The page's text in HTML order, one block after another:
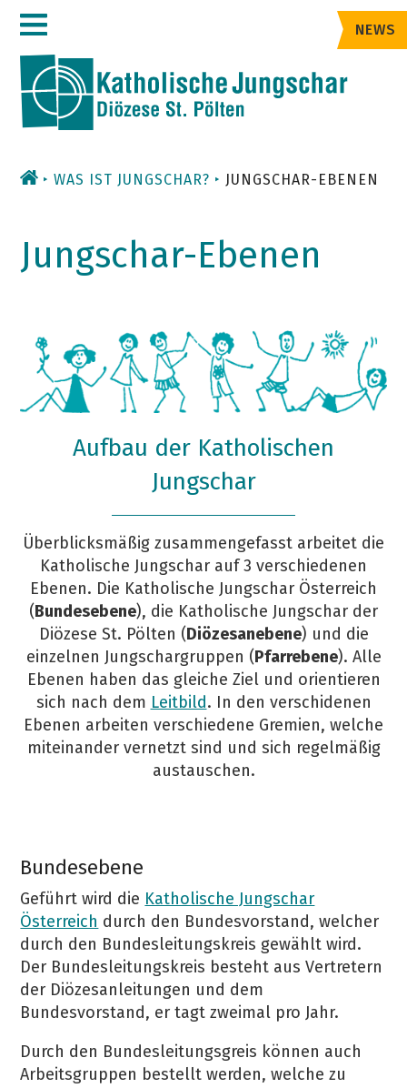
Zum
Inhalt
NEWS
WAS IST JUNGSCHAR? JUNGSCHAR-EBENEN
Jungschar-Ebenen
Aufbau der Katholischen
Jungschar
Überblicksmäßig zusammengefasst arbeitet die
Katholische Jungschar auf 3 verschiedenen
Ebenen. Die Katholische Jungschar Österreich
(Bundesebene), die Katholische Jungschar der
Diözese St. Pölten (Diözesanebene) und die
einzelnen Jungschargruppen (Pfarrebene). Alle
Ebenen haben das gleiche Ziel und orientieren
sich nach dem Leitbild. In den verschidenen
Ebenen arbeiten verschiedene Gremien, welche
miteinander vernetzt sind und sich regelmäßig
austauschen.
Bundesebene
Geführt wird die Katholische Jungschar
Österreich durch den Bundesvorstand, welcher
durch den Bundesleitungskreis gewählt wird.
Der Bundesleitungskreis besteht aus Vertretern
der Diözesanleitungen und dem
Bundesvorstand, er tagt zweimal pro Jahr.
Durch den Bundesleitungsgreis können auch
Arbeitsgruppen bestellt werden, welche zu